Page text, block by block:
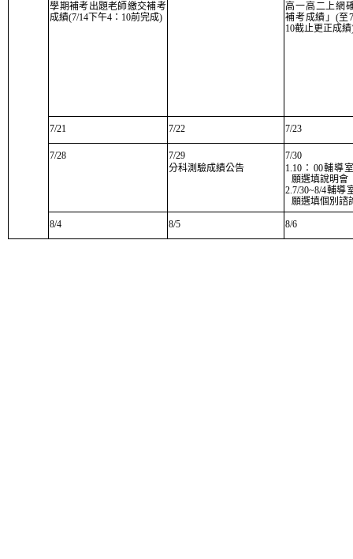
學期補考出題老師繳交補考
成績(7/14下午4：10前完成)
高一高二上網
補考成績」(至
10截止更正成
7/21 7/22 7/23
7/28
7/29
分科測驗成績公告
7/30
1.10：00輔導
願選填說明會
2.7/30~8/4輔導
願選填個別諮
8/4 8/5 8/6